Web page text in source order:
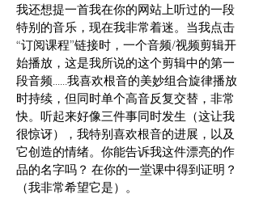
我还想提一首我在你的网站上听过的一段
特别的音乐，现在我非常着迷。当我点击
“订阅课程”链接时，一个音频/视频剪辑开
始播放，这是我所说的这个剪辑中的第一
段音频......我喜欢根音的美妙组合旋律播放
时持续，但同时单个高音反复交替，非常
快。听起来好像三件事同时发生（这让我
很惊讶），我特别喜欢根音的进展，以及
它创造的情绪。你能告诉我这件漂亮的作
品的名字吗？ 在你的一堂课中得到证明？
（我非常希望它是）。